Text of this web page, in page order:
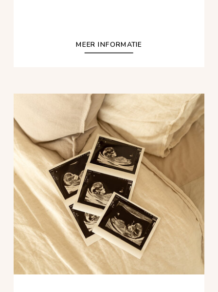
MEER INFORMATIE